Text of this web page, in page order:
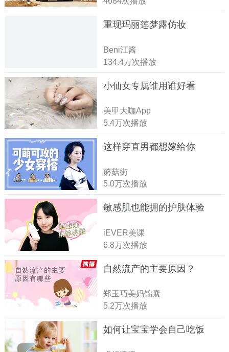
重现玛丽莲梦露仿妆
Beni江酱
134.4万次播放
小仙女专属谁用谁好看
美甲大咖App
5.4万次播放
这样穿直男都想嫁给你
蘑菇街
5.0万次播放
敏感肌也能拥的护肤体验
iEVER美课
6.8万次播放
自然流产的主要原因？
郑玉巧美妈锦囊
5.2万次播放
如何让宝宝学会自己吃饭